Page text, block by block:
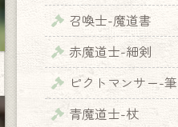
召喚士-魔道書
赤魔道士-細剣
ピクトマンサー-筆
青魔道士-杖